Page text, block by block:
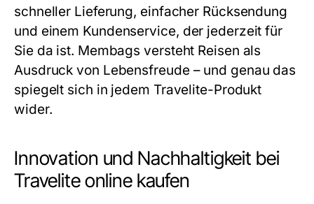
schneller Lieferung, einfacher Rücksendung
und einem Kundenservice, der jederzeit für
Sie da ist. Membags versteht Reisen als
Ausdruck von Lebensfreude – und genau das
spiegelt sich in jedem Travelite-Produkt
wider.
Innovation und Nachhaltigkeit bei
Travelite online kaufen